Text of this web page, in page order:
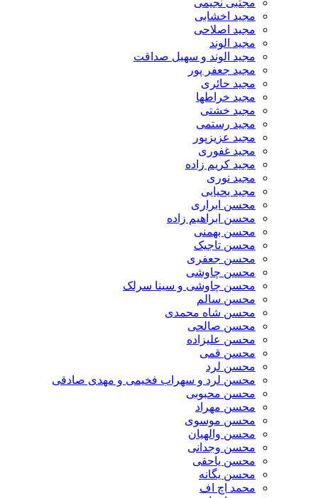
مجتبی نجیمی
مجید اخشابی
مجید اصلاحی
مجید الوند‎
مجید الوند و سهیل صداقت
مجید جعفر پور
مجید حائری
مجید خراطها
مجید خشتی
مجید رستمی
مجید عزیزپور
مجید غفوری
مجید کریم زاده
مجید نوری
مجید یحیایی
محسن ابراری
محسن ابراهیم زاده
محسن بهمنی
محسن تاجیک
محسن جعفری
محسن چاوشی
محسن چاوشی و سینا سرلک
محسن سالم
محسن شاه محمدی
محسن صالحی
محسن علیزاده
محسن قمی
محسن لرد
محسن لرد و سهراب فخیمی و مهدی صادقی
محسن محبوبی
محسن مهراد
محسن موسوی
محسن والهیان
محسن وجدانی
محسن یاحقی
محسن یگانه
محمد اچ اف